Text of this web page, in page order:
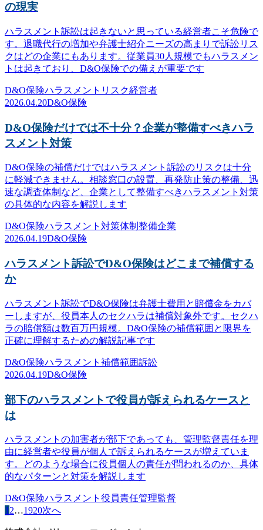
の現実
ハラスメント訴訟は起きないと思っている経営者こそ危険で
す。退職代行の増加や弁護士紹介ニーズの高まりで訴訟リス
クはどの企業にもあります。従業員30人規模でもハラスメン
トは起きており、D&O保険での備えが重要です
D&O保険ハラスメント リスク経営者
2026.04.20D&O保険
D&O保険だけでは不十分？企業が整備すべきハラ
スメント対策
D&O保険の補償だけではハラスメント訴訟のリスクは十分
に軽減できません。相談窓口の設置、再発防止策の整備、迅
速な調査体制など、企業として整備すべきハラスメント対策
の具体的な内容を解説します
D&O保険ハラスメント対策体制整備企業
2026.04.19D&O保険
ハラスメント訴訟でD&O保険はどこまで補償する
か
ハラスメント訴訟でD&O保険は弁護士費用と賠償金をカバ
ーしますが、役員本人のセクハラは補償対象外です。セクハ
ラの賠償額は数百万円規模。D&O保険の補償範囲と限界を
正確に理解するための解説記事です
D&O保険ハラスメント 補償範囲訴訟
2026.04.19D&O保険
部下のハラスメントで役員が訴えられるケースと
は
ハラスメントの加害者が部下であっても、管理監督責任を理
由に経営者や役員が個人で訴えられるケースが増えていま
す。どのような場合に役員個人の責任が問われるのか、具体
的なパターンと対策を解説します
D&O保険ハラスメント 役員責任管理監督
1 2…1920次へ